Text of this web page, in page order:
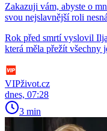
Zakazuji vám, abyste o
svou nejslavnější roli
Rok před smrtí vyslovil
která měla přežít všechny
VIPživot.cz
dnes, 07:28
3 min